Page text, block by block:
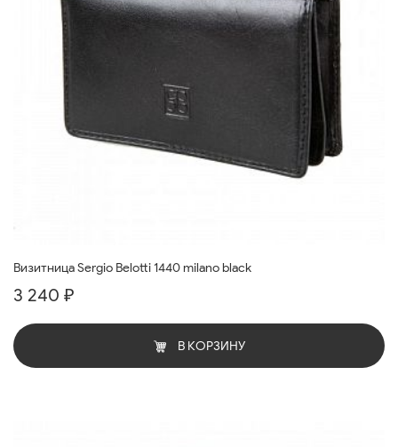
Визитница Sergio Belotti 1440 milano black
3 240 ₽
В КОРЗИНУ